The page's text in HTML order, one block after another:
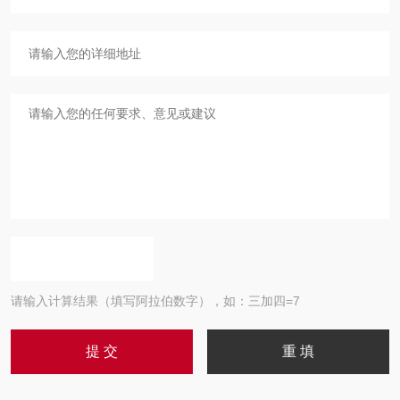
请输入计算结果（填写阿拉伯数字），如：三加四=7